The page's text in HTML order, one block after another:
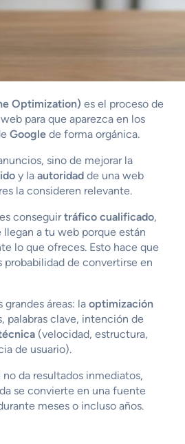
Optimization) es el proceso de
para que aparezca en los
Google de forma orgánica.
sino de mejorar la
y la autoridad de una web
la consideren relevante.
conseguirtráfico cualificado,
llegan a tu web porque están
lo que ofreces. Esto hace que
probabilidad de convertirse en
grandes áreas: la optimización
palabras clave, intención de
(velocidad, estructura,
de usuario).
no da resultados inmediatos,
se convierte en una fuente
meses o incluso años.